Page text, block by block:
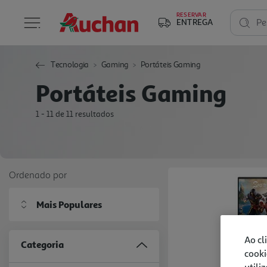
RESERVAR
ENTREGA
Tecnologia Gaming Portáteis Gaming
Portáteis Gaming
1 - 11 de 11 resultados
Ordenado por
Mais Populares
Categoria
Ao